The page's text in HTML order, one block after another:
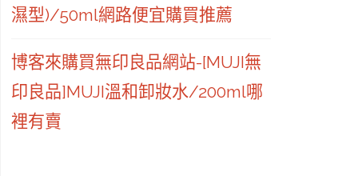
濕型)/50ml網路便宜購買推薦
博客來購買無印良品網站-[MUJI無
印良品]MUJI溫和卸妝水/200ml哪
裡有賣